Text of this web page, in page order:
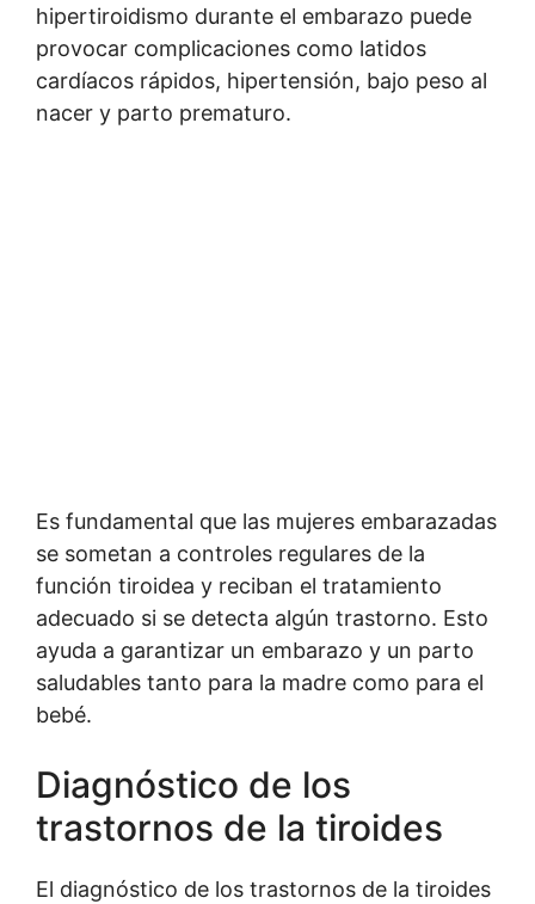
hipertiroidismo durante el embarazo puede
provocar complicaciones como latidos
cardíacos rápidos, hipertensión, bajo peso al
nacer y parto prematuro.
Es fundamental que las mujeres embarazadas
se sometan a controles regulares de la
función tiroidea y reciban el tratamiento
adecuado si se detecta algún trastorno. Esto
ayuda a garantizar un embarazo y un parto
saludables tanto para la madre como para el
bebé.
Diagnóstico de los
trastornos de la tiroides
El diagnóstico de los trastornos de la tiroides